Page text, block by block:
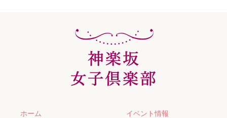
ホーム イベント情報